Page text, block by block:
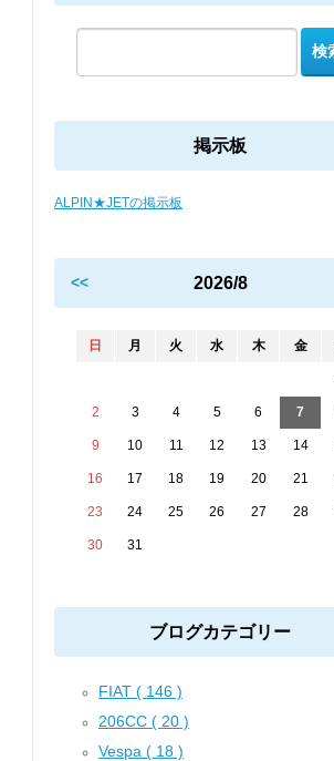
掲示板
ALPIN★JETの掲示板
<< 2026/8
日 月 火 水 木 金
2 3 4 5 6 7
9 10 11 12 13 14
16 17 18 19 20 21
23 24 25 26 27 28
30 31
ブログカテゴリー
FIAT ( 146 )
206CC ( 20 )
Vespa ( 18 )